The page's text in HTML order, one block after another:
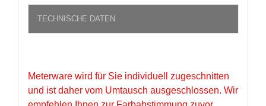
TECHNISCHE DATEN
Meterware wird für Sie individuell zugeschnitten
und ist daher vom Umtausch ausgeschlossen. Wir